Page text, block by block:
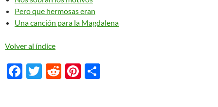
Pero que hermosas eran
Una canción para la Magdalena
Volver al índice
F
T
R
Pi